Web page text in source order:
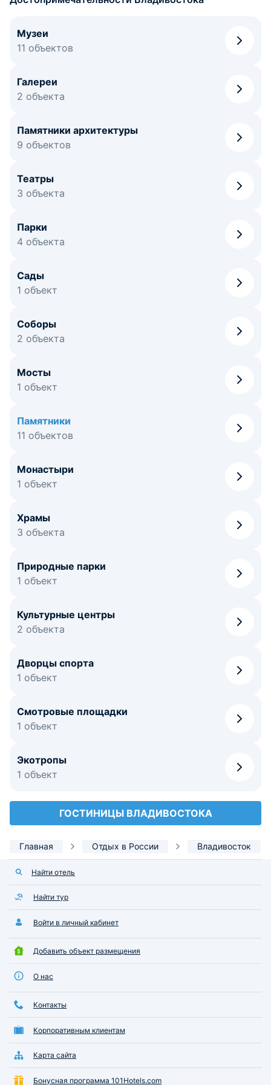
Музеи
11 объектов
Галереи
2 объекта
Памятники архитектуры
9 объектов
Театры
3 объекта
Парки
4 объекта
Сады
1 объект
Соборы
2 объекта
Мосты
1 объект
Памятники
11 объектов
Монастыри
1 объект
Храмы
3 объекта
Природные парки
1 объект
Культурные центры
2 объекта
Дворцы спорта
1 объект
Смотровые площадки
1 объект
Экотропы
1 объект
ГОСТИНИЦЫ ВЛАДИВОСТОКА
Главная Отдых в России Владивосток
Найти отель
Найти тур
Войти в личный кабинет
Добавить объект размещения
О нас
Контакты
Корпоративным клиентам
Карта сайта
Бонусная программа 101Hotels.com